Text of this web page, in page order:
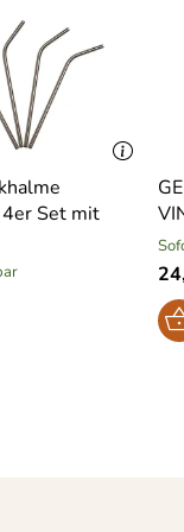
Set mit